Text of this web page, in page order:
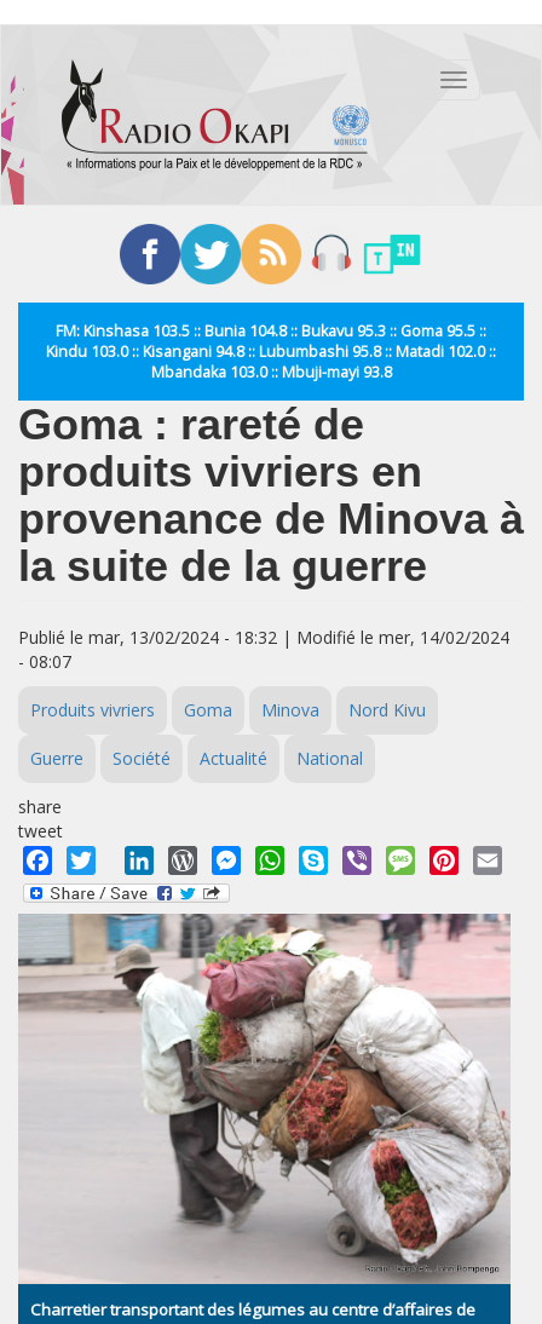
contenu
principal
Toggle
FM: Kinshasa 103.5 :: Bunia 104.8 :: Bukavu 95.3 :: Goma 95.5 ::
Kindu 103.0 :: Kisangani 94.8 :: Lubumbashi 95.8 :: Matadi 102.0 ::
Mbandaka 103.0 :: Mbuji-mayi 93.8
Goma : rareté de
produits vivriers en
provenance de Minova à
la suite de la guerre
Publié le mar, 13/02/2024 - 18:32 | Modifié le mer, 14/02/2024
- 08:07
Produits vivriers Goma Minova Nord Kivu
Guerre Société Actualité National
share
tweet
Facebook
Twitter LinkedInWordPressMessengerWhatsApp
Skype Viber MessagePinterest
Charretier transportant des légumes au centre d’affaires de